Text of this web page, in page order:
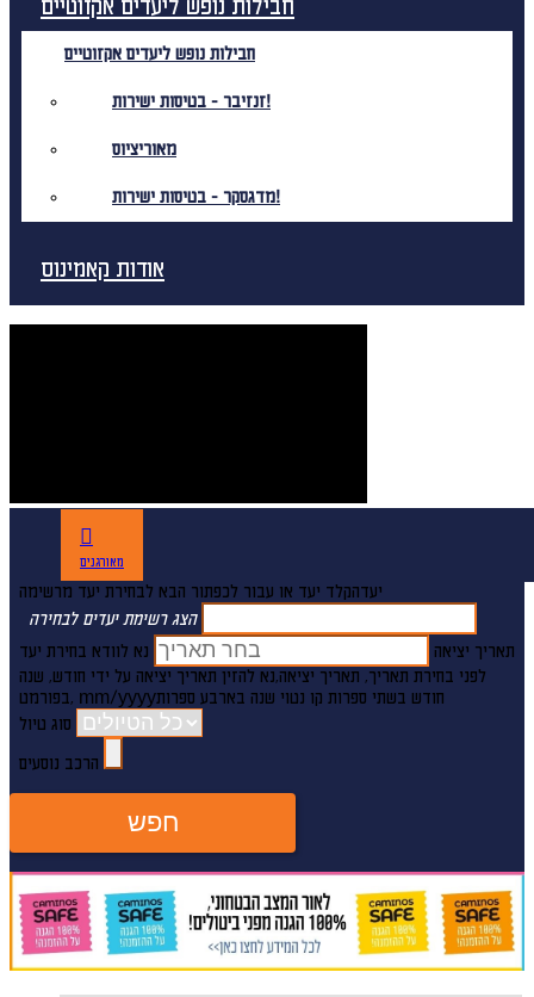
חבילות נופש ליעדים אקזוטיים
חבילות נופש ליעדים אקזוטיים
זנזיבר - בטיסות ישירות!
מאוריציוס
מדגסקר - בטיסות ישירות!
אודות קאמינוס
מאורגנים
יעדהקלד יעד או עבור לכפתור הבא לבחירת יעד מרשימה
הצג רשימת יעדים לבחירה
תאריך יציאה
נא לוודא בחירת יעד
לפני בחירת תאריך, תאריך יציאה,נא להזין תאריך יציאה על ידי חודש, שנה
mm/yyyyחודש בשתי ספרות קו נטוי שנה בארבע ספרות
סוג טיול
הרכב נוסעים
חפש